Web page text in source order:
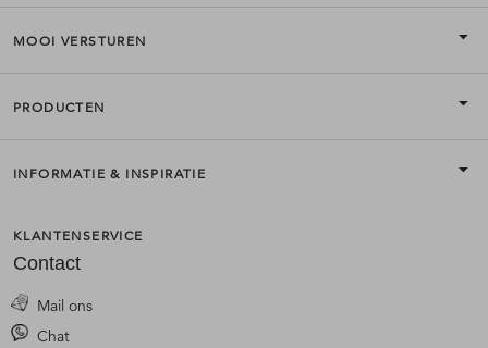
MOOI VERSTUREN
PRODUCTEN
INFORMATIE & INSPIRATIE
KLANTENSERVICE
Contact
Mail ons
Chat